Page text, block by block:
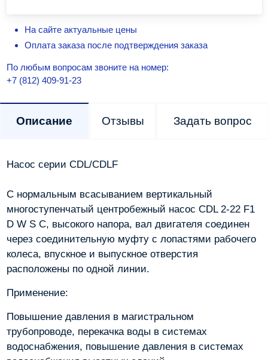
На сайте актуальные цены
Оплата заказа после подтверждения заказа
По любым вопросам звоните на номер:
+7 (812) 409-91-23
Описание Отзывы Задать вопрос
Насос серии CDL/CDLF
С нормальным всасыванием вертикальный
многоступенчатый центробежный насос CDL 2-22 F1
D W S C, высокого напора, вал двигателя соединен
через соединительную муфту с лопастями рабочего
колеса, впускное и выпускное отверстия
расположены по одной линии.
Применение:
Повышение давления в магистральном
трубопроводе, перекачка воды в системах
водоснабжения, повышение давления в системах